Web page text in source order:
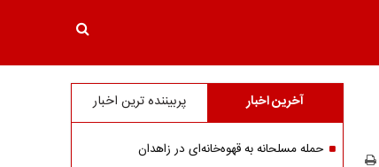
آخرین اخبار پربیننده ترین اخبار
حمله مسلحانه به قهوه‌خانه‌ای در زاهدان